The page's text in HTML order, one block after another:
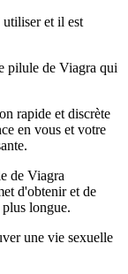
et il est
pilule de Viagra qui
rapide et discrète
en vous et votre
de Viagra
d'obtenir et de
longue.
une vie sexuelle